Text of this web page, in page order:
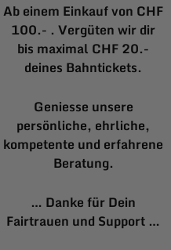
Ab einem Einkauf von CHF
100.- . Vergüten wir dir
bis maximal CHF 20.-
deines Bahntickets.
Geniesse unsere
persönliche, ehrliche,
kompetente und erfahrene
Beratung.
… Danke für Dein
Fairtrauen und Support …